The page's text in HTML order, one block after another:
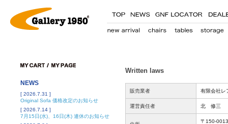
NEWS
[ 2026.7.31 ]
Original Sofa 価格改定のお知らせ
[ 2026.7.14 ]
7月15日(水)、16日(木) 連休のお知らせ
Written laws
販売業者 有限会社レ
運営責任者 北 修三
〒150-0013